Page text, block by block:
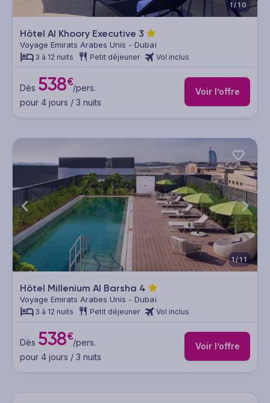
1/10
Hôtel Al Khoory Executive 3
Voyage Emirats Arabes Unis - Dubaï
3 à 12 nuits Petit déjeuner Vol inclus
Dès 538€/pers.
pour 4 jours / 3 nuits
Voir l’offre
1/11
Hôtel Millenium Al Barsha 4
Voyage Emirats Arabes Unis - Dubaï
3 à 12 nuits Petit déjeuner Vol inclus
Dès 538€/pers.
pour 4 jours / 3 nuits
Voir l’offre